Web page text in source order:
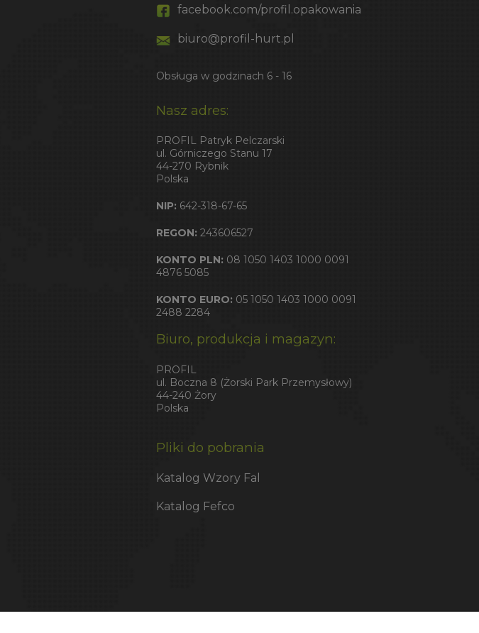
facebook.com/profil.opakowania
biuro@profil-hurt.pl
Obsługa w godzinach 6 - 16
Nasz adres:
PROFIL Patryk Pelczarski
ul. Górniczego Stanu 17
44-270 Rybnik
Polska
NIP: 642-318-67-65
REGON: 243606527
KONTO PLN: 08 1050 1403 1000 0091
4876 5085
KONTO EURO: 05 1050 1403 1000 0091
2488 2284
Biuro, produkcja i magazyn:
PROFIL
ul. Boczna 8 (Żorski Park Przemysłowy)
44-240 Żory
Polska
Pliki do pobrania
Katalog Wzory Fal
Katalog Fefco